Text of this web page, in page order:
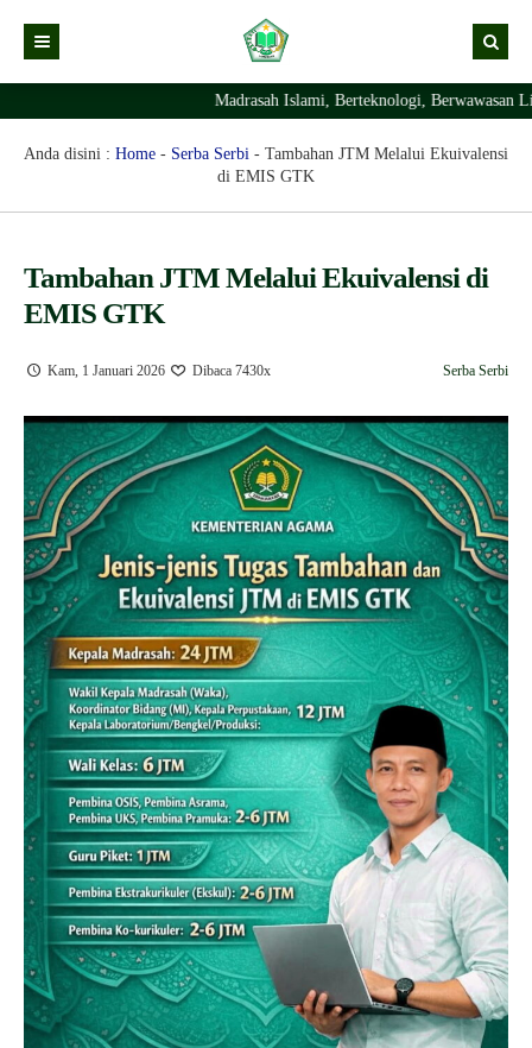
Kabar Madrasah
Profil Madrasah
Ekstrakurikuler Madrasah
KURIKULUM
Struktur Organisasi Madrasah
Madrasah Islami, Berteknologi, Berwawasan
Anda disini : Home - Serba Serbi - Tambahan JTM Melalui Ekuivalensi
di EMIS GTK
Tambahan JTM Melalui Ekuivalensi di
EMIS GTK
Kam, 1 Januari 2026 Dibaca 7430x Serba Serbi